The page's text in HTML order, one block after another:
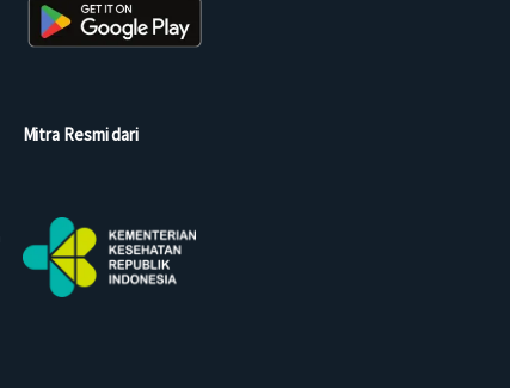
Mitra Resmi dari